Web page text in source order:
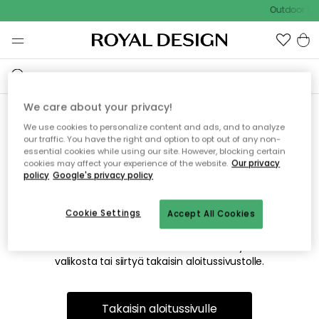
Outdoor
Emme valitettavasti löydä
etsimääsi sivua
Tämä voi johtua siitä, että sivua ei enää ole tai siitä, että se
on siirretty muualle. Pahoittelemme tästä mahdollisesti
valikosta tai siirtyä takaisin aloitussivustolle.
Takaisin aloitussivulle
We care about your privacy!
We use cookies to personalize content and ads, and to analyze
our traffic. You have the right and option to opt out of any non-
essential cookies while using our site. However, blocking certain
cookies may affect your experience of the website. Our privacy
policy Google's privacy policy
Accept All Cookies
Cookie Settings